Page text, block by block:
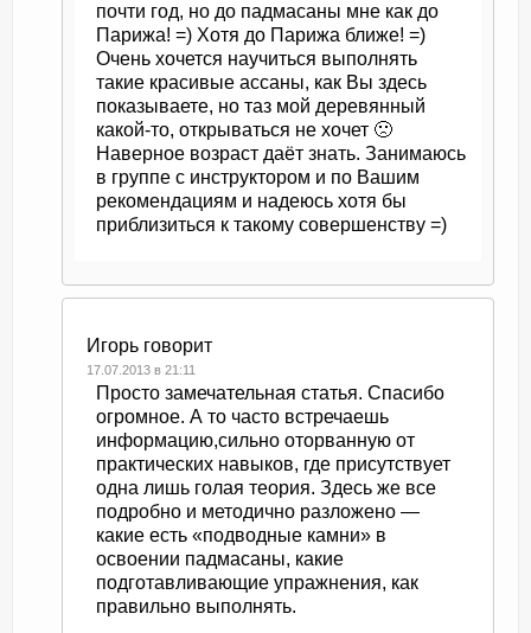
почти год, но до падмасаны мне как до
Парижа! =) Хотя до Парижа ближе! =)
Очень хочется научиться выполнять
такие красивые ассаны, как Вы здесь
показываете, но таз мой деревянный
какой-то, открываться не хочет 🙁
Наверное возраст даёт знать. Занимаюсь
в группе с инструктором и по Вашим
рекомендациям и надеюсь хотя бы
приблизиться к такому совершенству =)
Игорь говорит
17.07.2013 в 21:11
Просто замечательная статья. Спасибо
огромное. А то часто встречаешь
информацию,сильно оторванную от
практических навыков, где присутствует
одна лишь голая теория. Здесь же все
подробно и методично разложено —
какие есть «подводные камни» в
освоении падмасаны, какие
подготавливающие упражнения, как
правильно выполнять.